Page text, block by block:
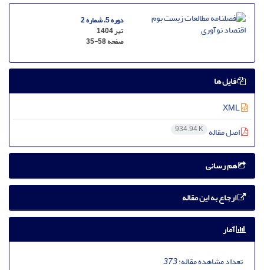
دوره 5، شماره 2
تیر 1404
صفحه35-58
فایل ها
اصل مقاله 934.94 K
هم رسانی
ارجاع به این مقاله
آمار
تعداد مشاهده مقاله:373